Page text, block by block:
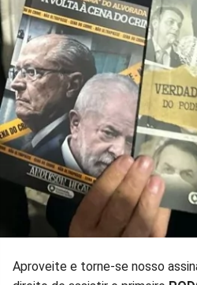
Aproveite e torne-se nosso